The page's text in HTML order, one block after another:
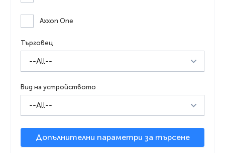
Axxon One
Търговец
Вид на устройството
Допълнителни параметри за търсене